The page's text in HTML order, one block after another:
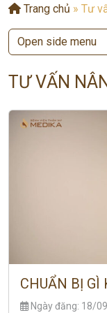
Trang chủ » Tư
TƯ VẤN
CHUẨN BỊ GÌ
Ngày đăng: 18/
Open side menu